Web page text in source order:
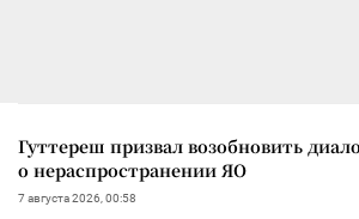
Гуттереш призвал возобновить
о нераспространении ЯО
7 августа 2026, 00:58